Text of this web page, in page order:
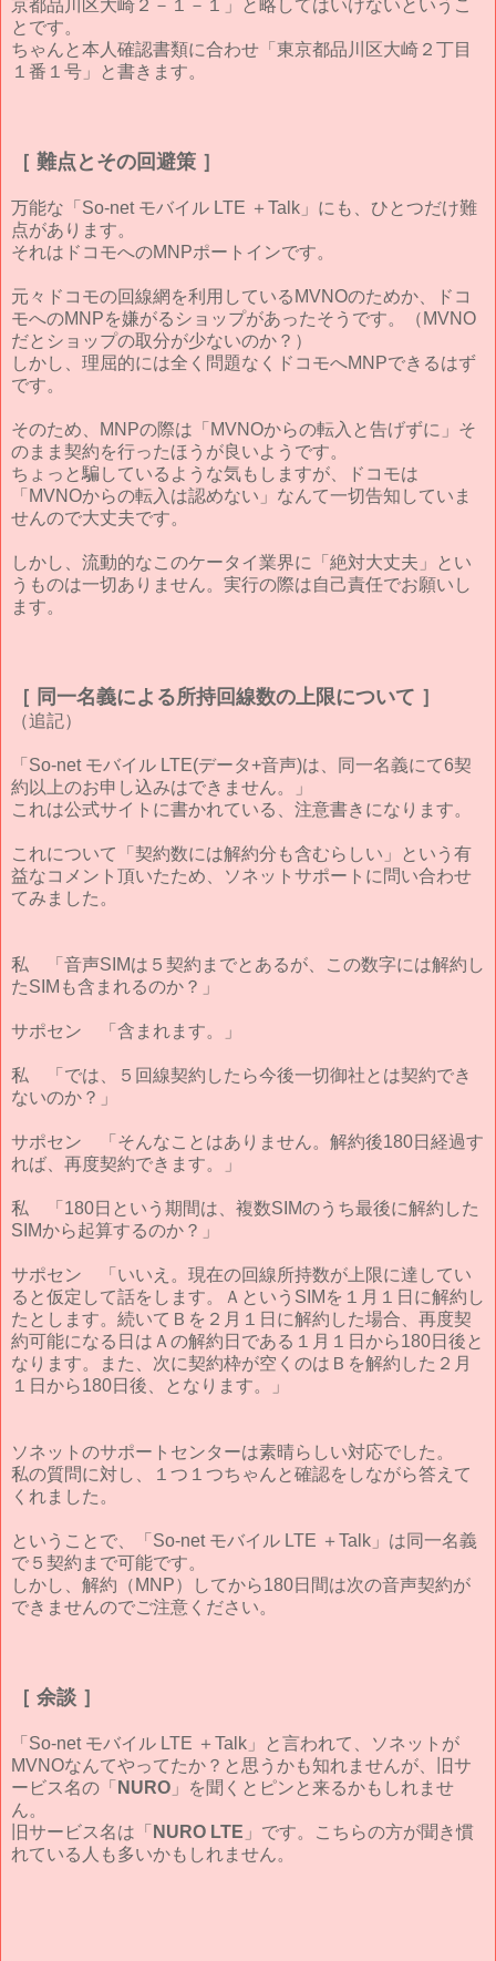
京都品川区大崎２－１－１」と略してはいけないというこ
とです。
ちゃんと本人確認書類に合わせ「東京都品川区大崎２丁目
１番１号」と書きます。
［ 難点とその回避策 ］
万能な「So-net モバイル LTE ＋Talk」にも、ひとつだけ難
点があります。
それはドコモへのMNPポートインです。
元々ドコモの回線網を利用しているMVNOのためか、ドコ
モへのMNPを嫌がるショップがあったそうです。（MVNO
だとショップの取分が少ないのか？）
しかし、理屈的には全く問題なくドコモへMNPできるはず
です。
そのため、MNPの際は「MVNOからの転入と告げずに」そ
のまま契約を行ったほうが良いようです。
ちょっと騙しているような気もしますが、ドコモは
「MVNOからの転入は認めない」なんて一切告知していま
せんので大丈夫です。
しかし、流動的なこのケータイ業界に「絶対大丈夫」とい
うものは一切ありません。実行の際は自己責任でお願いし
ます。
［ 同一名義による所持回線数の上限について ］
（追記）
「So-net モバイル LTE(データ+音声)は、同一名義にて6契
約以上のお申し込みはできません。」
これは公式サイトに書かれている、注意書きになります。
これについて「契約数には解約分も含むらしい」という有
益なコメント頂いたため、ソネットサポートに問い合わせ
てみました。
私 「音声SIMは５契約までとあるが、この数字には解約し
たSIMも含まれるのか？」
サポセン 「含まれます。」
私 「では、５回線契約したら今後一切御社とは契約でき
ないのか？」
サポセン 「そんなことはありません。解約後180日経過す
れば、再度契約できます。」
私 「180日という期間は、複数SIMのうち最後に解約した
SIMから起算するのか？」
サポセン 「いいえ。現在の回線所持数が上限に達してい
ると仮定して話をします。ＡというSIMを１月１日に解約し
たとします。続いてＢを２月１日に解約した場合、再度契
約可能になる日はＡの解約日である１月１日から180日後と
なります。また、次に契約枠が空くのはＢを解約した２月
１日から180日後、となります。」
ソネットのサポートセンターは素晴らしい対応でした。
私の質問に対し、１つ１つちゃんと確認をしながら答えて
くれました。
ということで、「So-net モバイル LTE ＋Talk」は同一名義
で５契約まで可能です。
しかし、解約（MNP）してから180日間は次の音声契約が
できませんのでご注意ください。
［ 余談 ］
「So-net モバイル LTE ＋Talk」と言われて、ソネットが
MVNOなんてやってたか？と思うかも知れませんが、旧サ
ービス名の「 NURO 」を聞くとピンと来るかもしれませ
ん。
旧サービス名は「 NURO LTE 」です。こちらの方が聞き慣
れている人も多いかもしれません。